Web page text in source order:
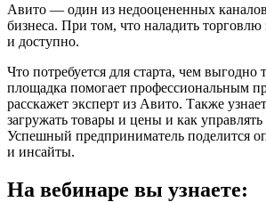
Авито — один из недооцененных
бизнеса. При том, что наладить
и доступно.
Что потребуется для старта, чем выгодно
площадка помогает профессиональным
расскажет эксперт из Авито. Также
загружать товары и цены и как
Успешный предприниматель поделится
и инсайты.
На вебинаре вы узнаете: